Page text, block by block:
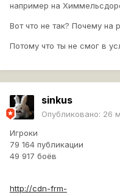
например на
Вот что не так? Почему на
Потому что ты не смог в
sinkus
Опубликовано: 26
Игроки
79 164 публикации
49 917 боёв
http://cdn-frm-